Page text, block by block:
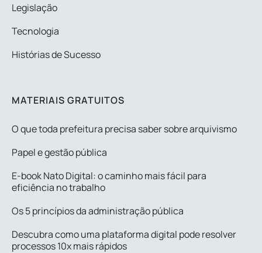
Legislação
Tecnologia
Histórias de Sucesso
MATERIAIS GRATUITOS
O que toda prefeitura precisa saber sobre arquivismo
Papel e gestão pública
E-book Nato Digital: o caminho mais fácil para
eficiência no trabalho
Os 5 princípios da administração pública
Descubra como uma plataforma digital pode resolver
processos 10x mais rápidos